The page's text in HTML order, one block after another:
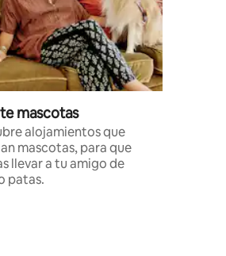
mascotas
alojamientos que
mascotas, para que
llevar a tu amigo de
patas.